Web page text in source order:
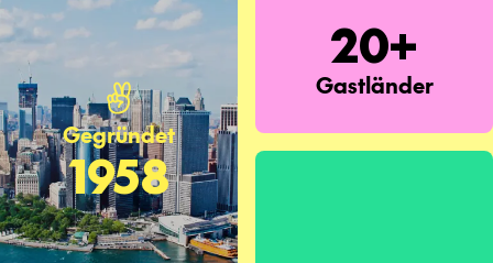
Gegründet
1958
20+
Gastländer